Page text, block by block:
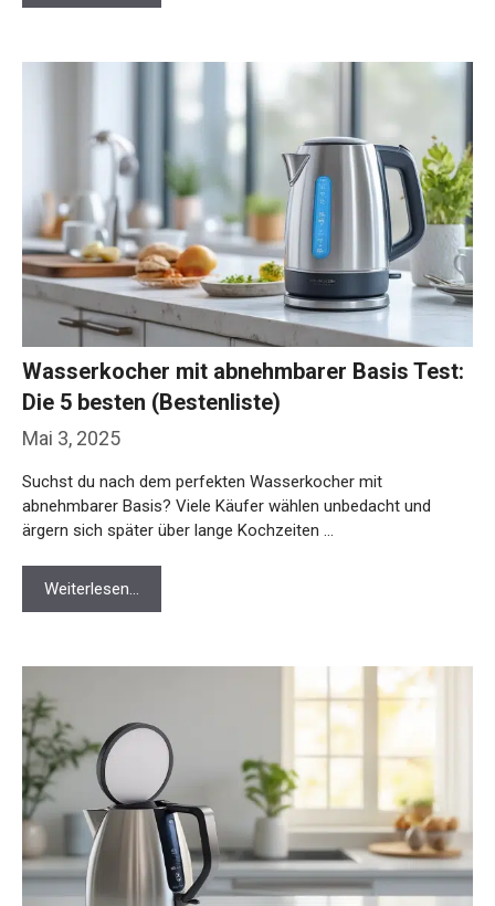
Mai 3, 2025
Wasserkocher mit abnehmbarer Basis Test:
Die 5 besten (Bestenliste)
Suchst du nach dem perfekten Wasserkocher mit
abnehmbarer Basis? Viele Käufer wählen unbedacht und
ärgern sich später über lange Kochzeiten …
Weiterlesen…